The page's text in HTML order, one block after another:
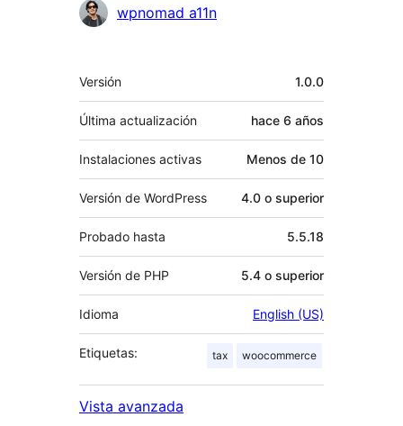
Colaboradores
wpnomad a11n
Meta
Versión 1.0.0
Última actualización hace 6 años
Instalaciones activas Menos de 10
Versión de WordPress 4.0 o superior
Probado hasta 5.5.18
Versión de PHP 5.4 o superior
Idioma English (US)
Etiquetas: tax woocommerce
Vista avanzada